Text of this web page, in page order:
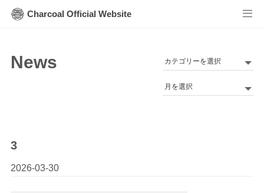
Charcoal Official Website
News
カ
ゴArchives
3
2026-03-30